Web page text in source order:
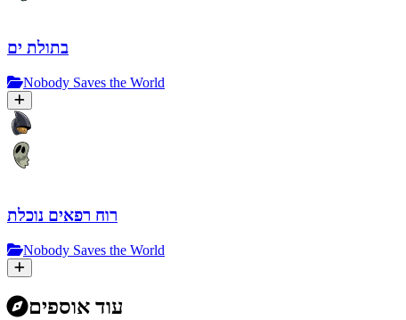
בתולת ים
Nobody Saves the World
רוח רפאים נוכלת
Nobody Saves the World
עוד אוספים